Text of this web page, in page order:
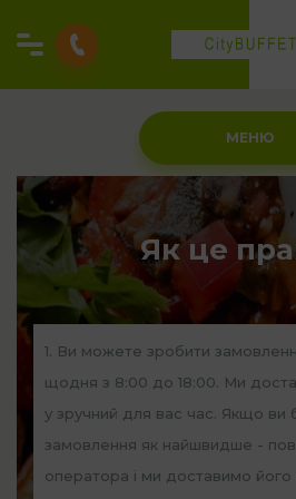
МЕНЮ
Як це
1. Ви можете зробити
щодня з 8:00 до 18:00. Ми
у зручний для вас час. Якщо ви
замовлення як найшвидше -
оператора і ми доставимо